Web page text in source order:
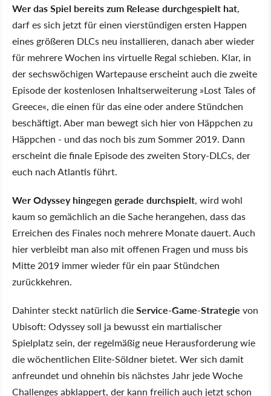
Wer das Spiel bereits zum Release durchgespielt hat,
darf es sich jetzt für einen vierstündigen ersten Happen
eines größeren DLCs neu installieren, danach aber wieder
für mehrere Wochen ins virtuelle Regal schieben. Klar, in
der sechswöchigen Wartepause erscheint auch die zweite
Episode der kostenlosen Inhaltserweiterung »Lost Tales of
Greece«, die einen für das eine oder andere Stündchen
beschäftigt. Aber man bewegt sich hier von Häppchen zu
Häppchen - und das noch bis zum Sommer 2019. Dann
erscheint die finale Episode des zweiten Story-DLCs, der
euch nach Atlantis führt.
Wer Odyssey hingegen gerade durchspielt, wird wohl
kaum so gemächlich an die Sache herangehen, dass das
Erreichen des Finales noch mehrere Monate dauert. Auch
hier verbleibt man also mit offenen Fragen und muss bis
Mitte 2019 immer wieder für ein paar Stündchen
zurückkehren.
Dahinter steckt natürlich dieService-Game-Strategie von
Ubisoft: Odyssey soll ja bewusst ein martialischer
Spielplatz sein, der regelmäßig neue Herausforderung wie
die wöchentlichen Elite-Söldner bietet. Wer sich damit
anfreundet und ohnehin bis nächstes Jahr jede Woche
Challenges abklappert, der kann freilich auch jetzt schon